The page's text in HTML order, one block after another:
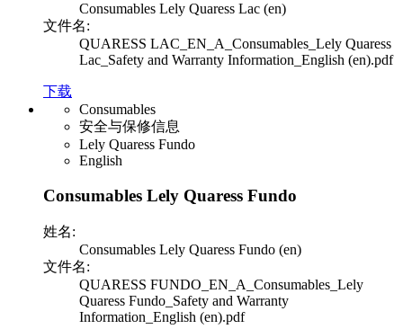
Consumables Lely Quaress Lac (en)
文件名:
QUARESS LAC_EN_A_Consumables_Lely Quaress
Lac_Safety and Warranty Information_English (en).pdf
下载
Consumables
安全与保修信息
Lely Quaress Fundo
English
Consumables Lely Quaress Fundo
姓名:
Consumables Lely Quaress Fundo (en)
文件名:
QUARESS FUNDO_EN_A_Consumables_Lely
Quaress Fundo_Safety and Warranty
Information_English (en).pdf